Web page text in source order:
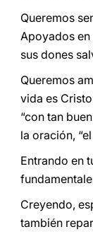
Queremos
Apoyados en
sus dones
Queremos
vida es
“con tan
la oración,
Entrando en
Creyendo,
también